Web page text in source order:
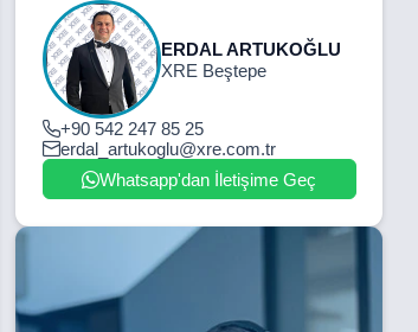
ERDAL ARTUKOĞLU
XRE Beştepe
+90 542 247 85 25
erdal_artukoglu@xre.com.tr
Whatsapp'dan İletişime Geç